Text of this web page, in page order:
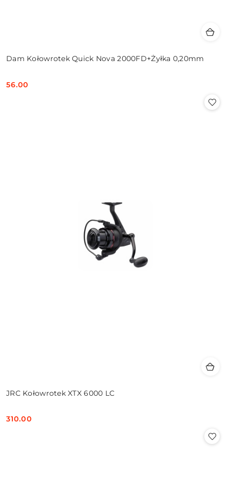
Dam Kołowrotek Quick Nova 2000FD+Żyłka 0,20mm
Cena:
56.00
JRC Kołowrotek XTX 6000 LC
Cena:
310.00